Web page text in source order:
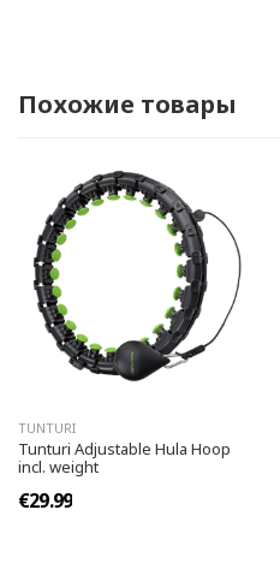
Похожие товары
TUNTURI
Tunturi Adjustable Hula Hoop
incl. weight
€29.99